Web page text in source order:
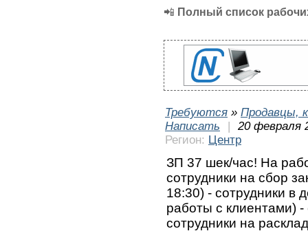
📲 Полный список
Требуются » Продавцы,
Написать
|
20 февраля
Регион: Центр
ЗП 37 шек/час! На
сотрудники на сбор
18:30) - сотрудники в
работы с клиентами) -
⁠сотрудники на